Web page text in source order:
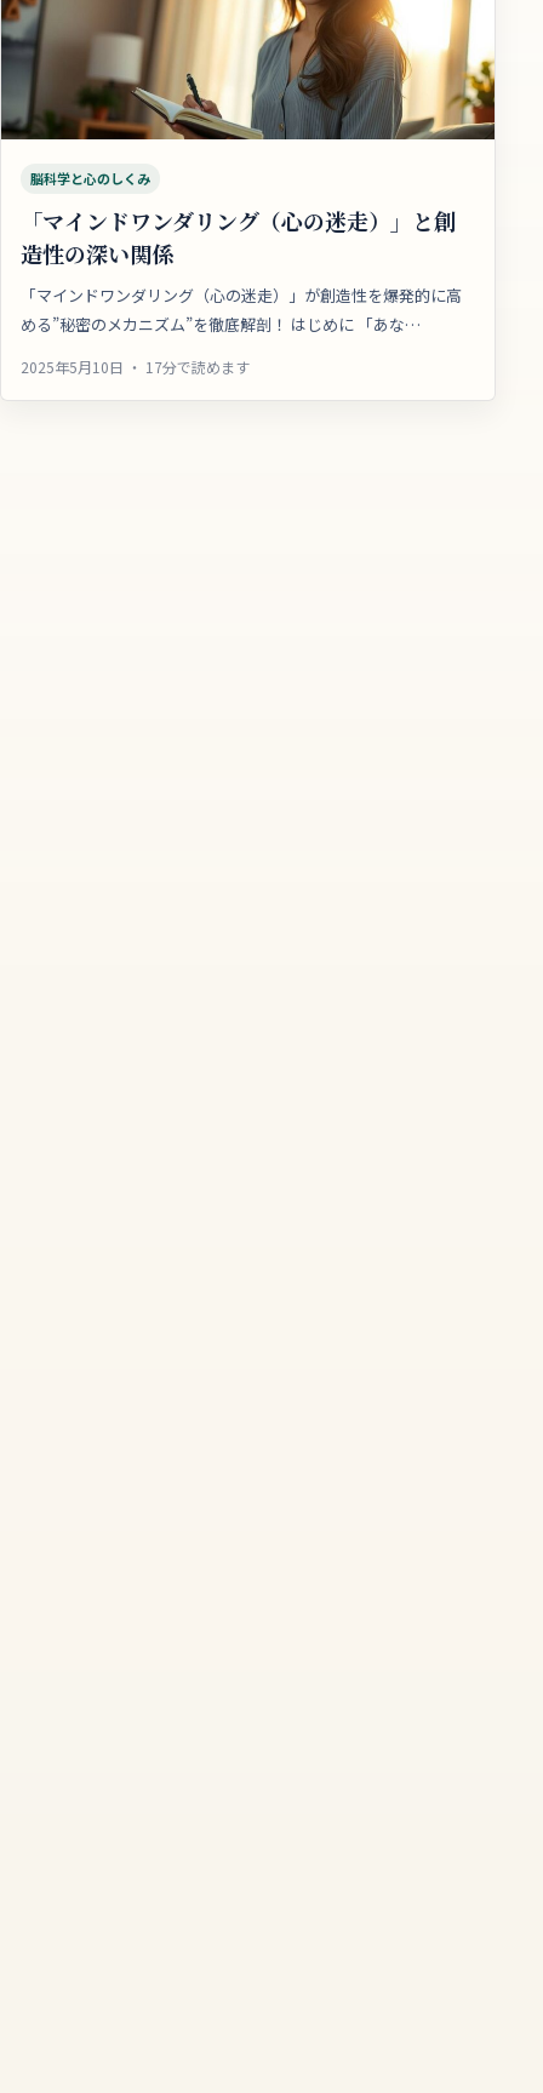
脳科学と心のしくみ
「マインドワンダリング（心の迷走）」と創
造性の深い関係
「マインドワンダリング（心の迷走）」が創造性を爆発的に高
める”秘密のメカニズム”を徹底解剖！ はじめに 「あな…
2025年5月10日 ・ 17分で読めます